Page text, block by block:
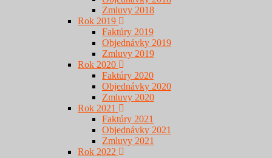
Zmluvy 2018
Rok 2019
Faktúry 2019
Objednávky 2019
Zmluvy 2019
Rok 2020
Faktúry 2020
Objednávky 2020
Zmluvy 2020
Rok 2021
Faktúry 2021
Objednávky 2021
Zmluvy 2021
Rok 2022